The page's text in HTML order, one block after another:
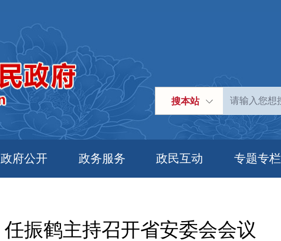
搜本站
政府公开 政务服务 政民互动 专题专栏
任振鹤主持召开省安委会会议